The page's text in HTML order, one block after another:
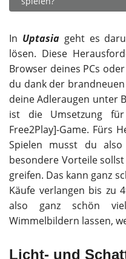
In Uptasiageht es
lösen. Diese
Browser deines PCs
du dank der brandneuen
deine Adleraugen unter
ist die Umsetzung
Free2Play]-Game. Fürs
Spielen musst du
besondere Vorteile
greifen. Das kann ganz
Käufe verlangen bis zu
also ganz schön
Wimmelbildern lassen,
Licht- und